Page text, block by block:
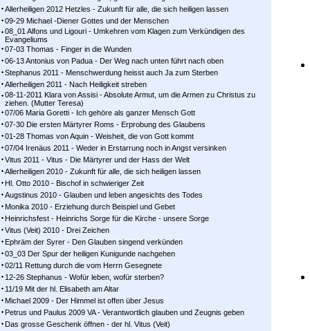
Allerheiligen 2012 Hetzles - Zukunft für alle, die sich heiligen lassen
09-29 Michael -Diener Gottes und der Menschen
08_01 Alfons und Ligouri - Umkehren vom Klagen zum Verkündigen des
Evangeliums
07-03 Thomas - Finger in die Wunden
06-13 Antonius von Padua - Der Weg nach unten führt nach oben
Stephanus 2011 - Menschwerdung heisst auch Ja zum Sterben
Allerheiligen 2011 - Nach Heiligkeit streben
08-11-2011 Klara von Assisi - Absolute Armut, um die Armen zu Christus zu
ziehen. (Mutter Teresa)
07/06 Maria Goretti - Ich gehöre als ganzer Mensch Gott
07-30 Die ersten Märtyrer Roms - Erprobung des Glaubens
01-28 Thomas von Aquin - Weisheit, die von Gott kommt
07/04 Irenäus 2011 - Weder in Erstarrung noch in Angst versinken
Vitus 2011 - Vitus - Die Märtyrer und der Hass der Welt
Allerheiligen 2010 - Zukunft für alle, die sich heiligen lassen
Hl. Otto 2010 - Bischof in schwieriger Zeit
Augstinus 2010 - Glauben und leben angesichts des Todes
Monika 2010 - Erziehung durch Beispiel und Gebet
Heinrichsfest - Heinrichs Sorge für die Kirche - unsere Sorge
Vitus (Veit) 2010 - Drei Zeichen
Ephräm der Syrer - Den Glauben singend verkünden
03_03 Der Spur der heiligen Kunigunde nachgehen
02/11 Rettung durch die vom Herrn Gesegnete
12-26 Stephanus - Wofür leben, wofür sterben?
11/19 Mit der hl. Elisabeth am Altar
Michael 2009 - Der Himmel ist offen über Jesus
Petrus und Paulus 2009 VA - Verantwortlich glauben und Zeugnis geben
Das grosse Geschenk öffnen - der hl. Vitus (Veit)